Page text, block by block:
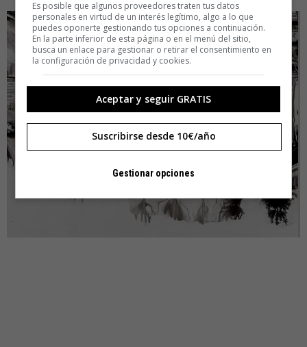
Es posible que algunos proveedores traten tus datos
personales en virtud de un interés legítimo, algo a lo que
puedes oponerte gestionando tus opciones a continuación.
En la parte inferior de esta página o en el menú del sitio,
busca un enlace para gestionar o retirar el consentimiento en
la configuración de privacidad y cookies.
Aceptar y seguir GRATIS
Suscribirse desde 10€/año
Gestionar opciones